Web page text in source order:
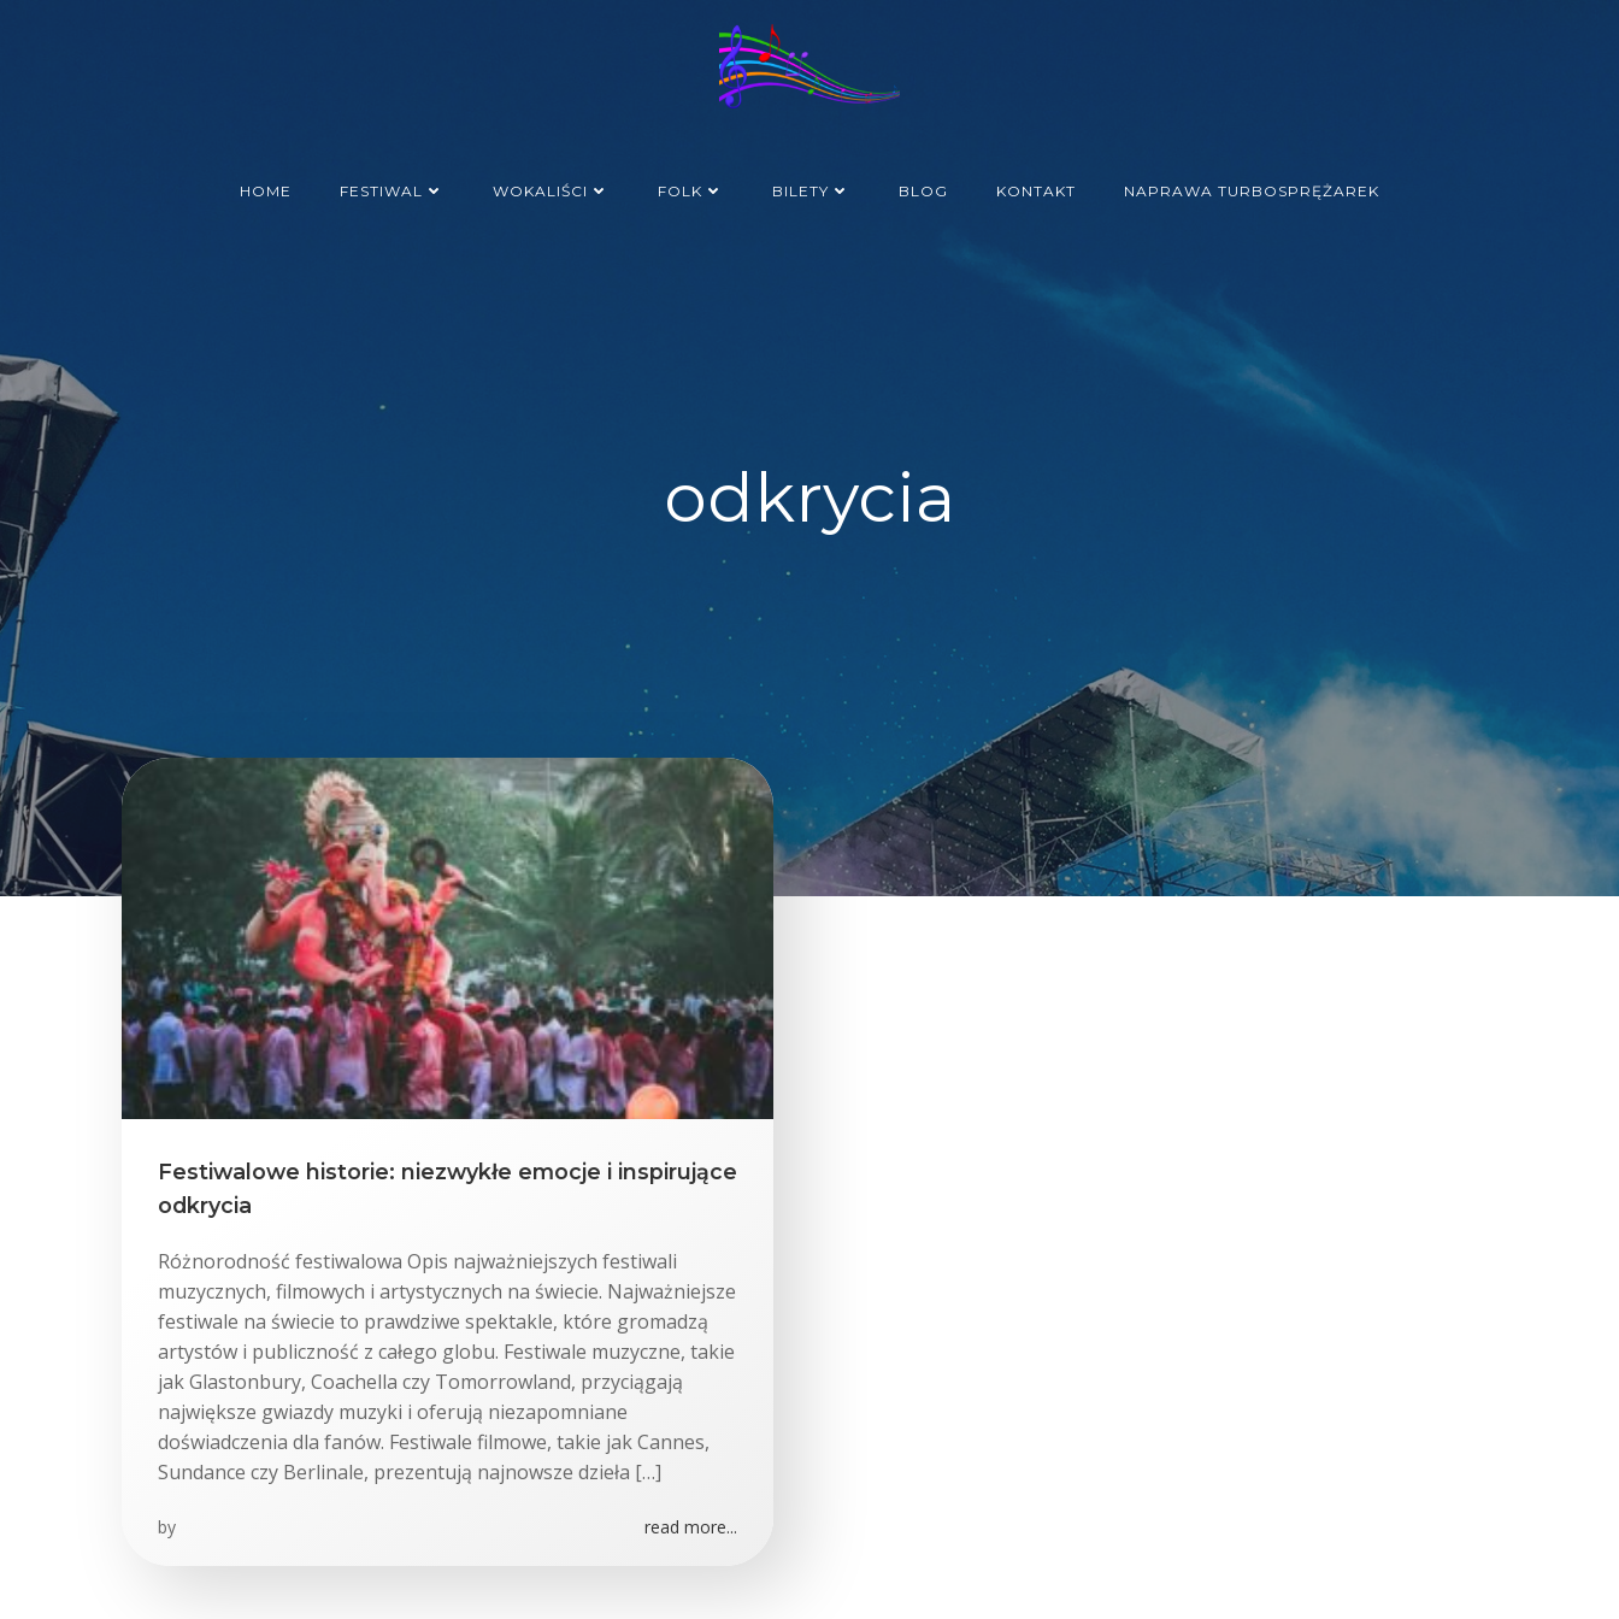
HOME FESTIWAL WOKALIŚCI FOLK BILETY BLOG KONTAKT NAPRAWA TURBOSPRĘŻAREK
odkrycia
Festiwalowe historie: niezwykłe emocje i inspirujące
odkrycia
Różnorodność festiwalowa Opis najważniejszych festiwali
muzycznych, filmowych i artystycznych na świecie. Najważniejsze
festiwale na świecie to prawdziwe spektakle, które gromadzą
artystów i publiczność z całego globu. Festiwale muzyczne, takie
jak Glastonbury, Coachella czy Tomorrowland, przyciągają
największe gwiazdy muzyki i oferują niezapomniane
doświadczenia dla fanów. Festiwale filmowe, takie jak Cannes,
Sundance czy Berlinale, prezentują najnowsze dzieła […]
by read more...